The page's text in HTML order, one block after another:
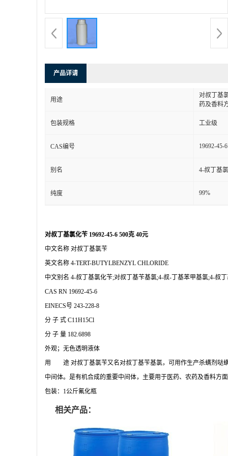
产品详请
用途
对叔丁基
药及香料
包装规格 工业级
CAS编号 19692-45-6
别名 4-叔丁基
纯度 99%
对叔丁基氯化苄 19692-45-6 500克 40元
中文名称 对叔丁基氯苄
英文名称 4-TERT-BUTYLBENZYL CHLORIDE
中文别名 4-叔丁基氯化苄;对叔丁基苄基氯;4-叔-丁基苯甲基氯;4-叔
CAS RN 19692-45-6
EINECS号 243-228-8
分 子 式 C11H15Cl
分 子 量 182.6898
外观；无色透明液体
用 途 对叔丁基氯苄又名对叔丁基苄基氯，可用作生产杀螨剂
中间体。是有机合成的重要中间体，主要用于医药、农药及香料方面
包装： 1公斤氟化瓶
相关产品：